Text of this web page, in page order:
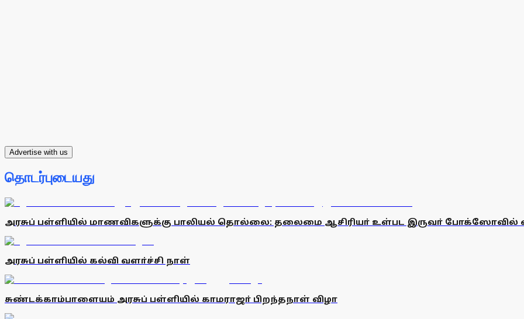
Advertise with us
தொடர்புடையது
அரசுப் பள்ளியில் மாணவிகளுக்கு பாலியல் தொல்லை: தலைமை ஆசிரியா் உள்பட இருவா் போக்ஸோவில்
அரசுப் பள்ளியில் கல்வி வளா்ச்சி நாள்
சுண்டக்காம்பாளையம் அரசுப் பள்ளியில் காமராஜா் பிறந்தநாள் விழா